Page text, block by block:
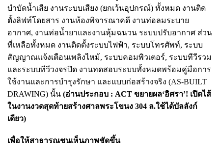
บำบัดน้ำเสีย งานระบบเสียง (ยกเว้นอุปกรณ์) ทั้งหมด งานติด
ตั้งลิฟท์โดยสาร งานห้องพิจารณาคดี งานท่อลมระบาย
อากาศ, งานท่อน้ำยาและงานหุ้มฉนวน ระบบปรับอากาศ ส่วน
ที่เหลือทั้งหมด งานติดตั้งระบบไฟฟ้า, ระบบโทรศัพท์, ระบบ
สัญญาณแจ้งเตือนเพลิงไหม้, ระบบคอมพิวเตอร์, ระบบทีวีรวม
และระบบทีวีวงจรปิด งานทดสอบระบบทั้งหมดพร้อมคู่มือการ
ใช้งานและการบำรุงรักษา และแบบก่อสร้างจริง (AS-BUILT
DRAWING) นั้น (อ่านประกอบ : ACT ขยายผล‘อิศรา’! เปิดไส้
ในงานงวดสุดท้ายสร้างศาลพระโขนง 304 ล.ใช้ได้บัลลังก์
เดียว)
เพื่อให้สาธารณชนเห็นภาพชัดขึ้น